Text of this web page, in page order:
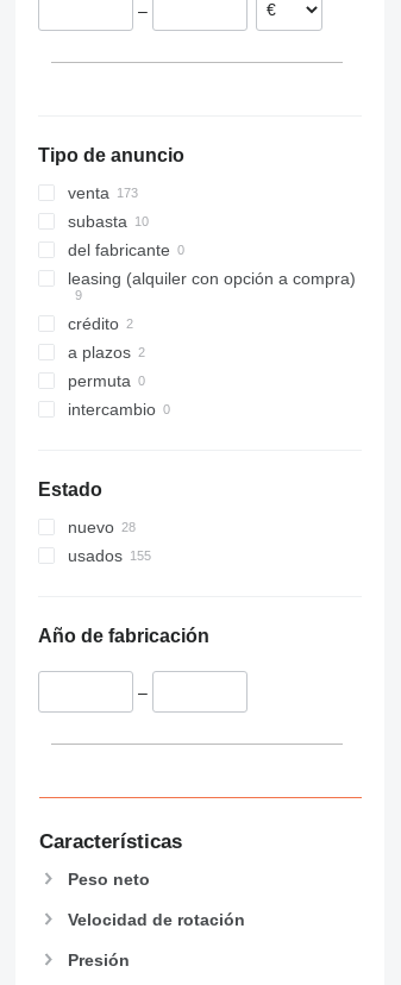
Italia
–
Tipo de anuncio
venta
subasta
del fabricante
leasing (alquiler con opción a compra)
crédito
a plazos
permuta
intercambio
Estado
nuevo
usados
Año de fabricación
–
Características
Peso neto
Velocidad de rotación
Presión